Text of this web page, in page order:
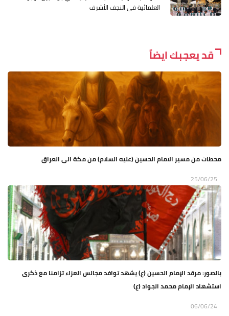
العلمائية في النجف الأشرف
قد يعجبك ايضاً
محطات من مسير الامام الحسين (عليه السلام) من مكة الى العراق
25/06/25
بالصور: مرقد الإمام الحسين (ع) يشهد توافد مجالس العزاء تزامنا مع ذكرى
استشهاد الإمام محمد الجواد (ع)
06/06/24